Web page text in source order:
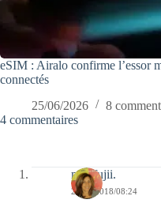
eSIM : Airalo confirme l’essor
connectés
25/06/2026
8
4 commentaires
missfujii.
25/06/2018/08:24